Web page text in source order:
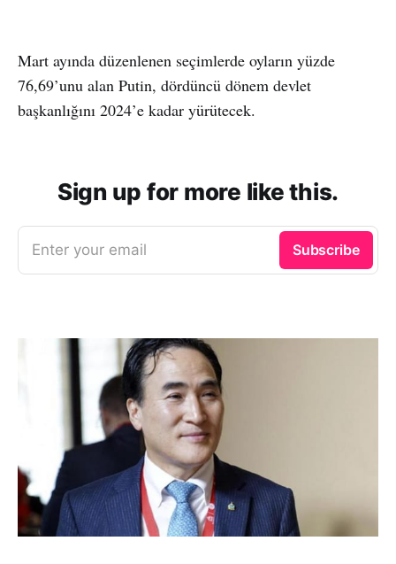
Mart ayında düzenlenen seçimlerde oyların yüzde
76,69’unu alan Putin, dördüncü dönem devlet
başkanlığını 2024’e kadar yürütecek.
Sign up for more like this.
Enter your email Subscribe